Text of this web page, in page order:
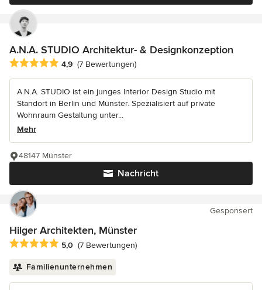
A.N.A. STUDIO Architektur- & Designkonzeption
Durchschnittliche Bewertung: 4.9 von 5 Sternen
4,9 (7 Bewertungen)
A.N.A. STUDIO ist ein junges Interior Design Studio mit
Standort in Berlin und Münster. Spezialisiert auf private
Wohnraum Gestaltung unter...
Mehr
Nachricht
48147 Münster
Gesponsert
Hilger Architekten, Münster
Durchschnittliche Bewertung: 5 von 5 Sternen
5,0 (7 Bewertungen)
Familienunternehmen